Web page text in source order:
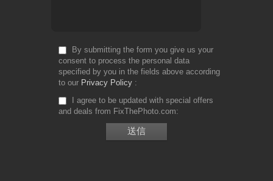
By submitting the form you give us your
consent to process the personal data
specified by you in the fields above according
to our Privacy Policy
I agree to be updated with special offers
and deals from FixThePhoto.com